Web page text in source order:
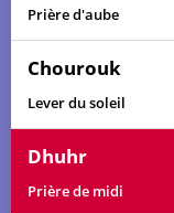
Prière d'aube
Chourouk
Lever du soleil
Dhuhr
Prière de midi